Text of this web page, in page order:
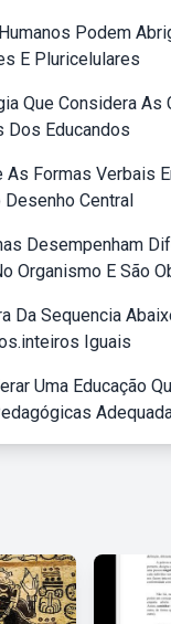
Podem
E Pluricelulares
Que Considera As
Dos Educandos
As Formas Verbais
Desenho Central
Desempenham
Organismo E São
Da Sequencia
Iguais
Uma Educação